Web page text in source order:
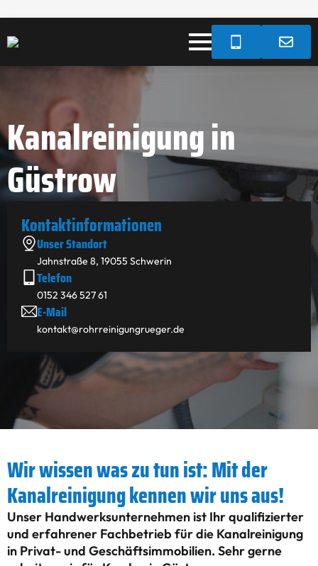
Kanalreinigung in
Güstrow
Kontakt­informationen
Unser Standort
Jahnstraße 8, 19055 Schwerin
Telefon
0152 346 527 61
E-Mail
kontakt@rohrreinigungrueger.de
Wir wissen was zu tun ist: Mit der
Kanalreinigung kennen wir uns aus!
Unser Handwerksunternehmen ist Ihr qualifizierter
und erfahrener Fachbetrieb für die Kanalreinigung
in Privat- und Geschäftsimmobilien. Sehr gerne